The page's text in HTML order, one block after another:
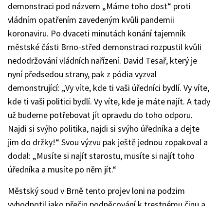
demonstraci pod názvem „Máme toho dost“ proti
vládním opatřením zavedeným kvůli pandemii
koronaviru. Po dvaceti minutách konání tajemník
městské části Brno-střed demonstraci rozpustil kvůli
nedodržování vládních nařízení. David Tesař, který je
nyní předsedou strany, pak z pódia vyzval
demonstrující: „Vy víte, kde ti vaši úředníci bydlí. Vy víte,
kde ti vaši politici bydlí. Vy víte, kde je máte najít. A tady
už budeme potřebovat jít opravdu do toho odporu.
Najdi si svýho politika, najdi si svýho úředníka a dejte
jim do držky!“ Svou výzvu pak ještě jednou zopakoval a
dodal: „Musíte si najít starostu, musíte si najít toho
úředníka a musíte po něm jít.“
Městský soud v Brně tento projev loni na podzim